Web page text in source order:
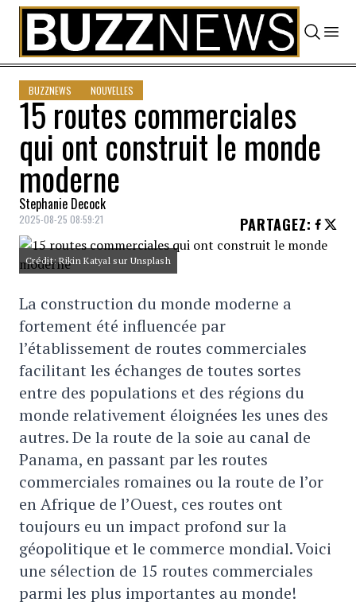
Skip to content
BUZZNEWS NOUVELLES
15 routes commerciales
qui ont construit le monde
moderne
Stephanie Decock
2025-08-25 08:59:21 PARTAGEZ:
Crédit: Rikin Katyal sur Unsplash
La construction du monde moderne a
fortement été influencée par
l’établissement de routes commerciales
facilitant les échanges de toutes sortes
entre des populations et des régions du
monde relativement éloignées les unes des
autres. De la route de la soie au canal de
Panama, en passant par les routes
commerciales romaines ou la route de l’or
en Afrique de l’Ouest, ces routes ont
toujours eu un impact profond sur la
géopolitique et le commerce mondial. Voici
une sélection de 15 routes commerciales
parmi les plus importantes au monde!